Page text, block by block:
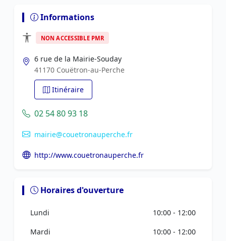
Informations
NON ACCESSIBLE PMR
6 rue de la Mairie-Souday
41170 Couëtron-au-Perche
Itinéraire
02 54 80 93 18
mairie@couetronauperche.fr
http://www.couetronauperche.fr
Horaires d'ouverture
Lundi
10:00 - 12:00
Mardi
10:00 - 12:00